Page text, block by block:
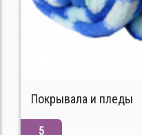
Покрывала и пледы
5